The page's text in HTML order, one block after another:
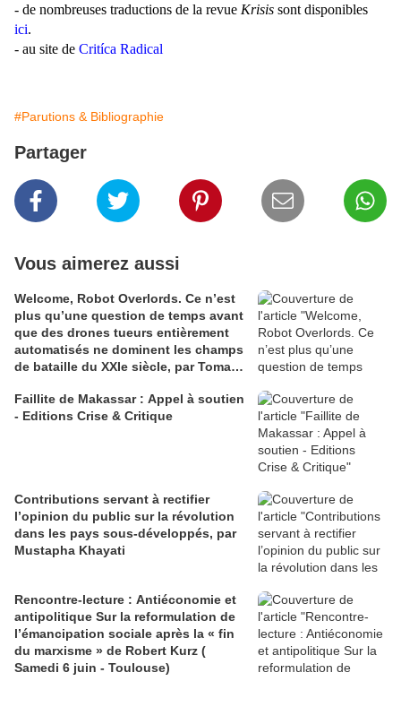
- de nombreuses traductions de la revue Krisis sont disponibles
ici.
- au site de Critíca Radical
#Parutions & Bibliographie
Partager
Vous aimerez aussi
Welcome, Robot Overlords. Ce n’est
plus qu’une question de temps avant
que des drones tueurs entièrement
automatisés ne dominent les champs
de bataille du XXIe siècle, par Tomasz
Faillite de Makassar : Appel à soutien
- Editions Crise & Critique
Contributions servant à rectifier
l’opinion du public sur la révolution
dans les pays sous-développés, par
Mustapha Khayati
Rencontre-lecture : Antiéconomie et
antipolitique Sur la reformulation de
l’émancipation sociale après la « fin
du marxisme » de Robert Kurz (
Samedi 6 juin - Toulouse)